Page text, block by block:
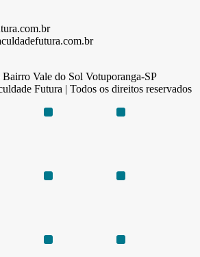
Vale do Sol Votuporanga-SP
Futura | Todos os direitos reservados